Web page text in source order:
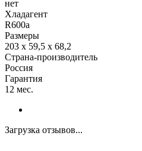
нет
Хладагент
R600a
Размеры
203 x 59,5 x 68,2
Страна-производитель
Россия
Гарантия
12 мес.
Загрузка отзывов...